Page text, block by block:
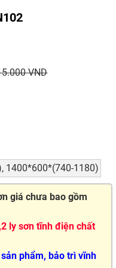
VND
1400*600*(740-1180)
giá chưa bao gồm
ly sơn tĩnh điện chất
phẩm, bảo trì vĩnh